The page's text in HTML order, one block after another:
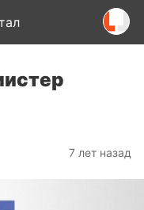
7 лет назад